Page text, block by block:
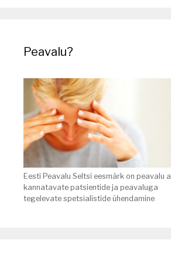
Peavalu?
Eesti Peavalu Seltsi eesmärk on peavalu all
kannatavate patsientide ja peavaluga
tegelevate spetsialistide ühendamine